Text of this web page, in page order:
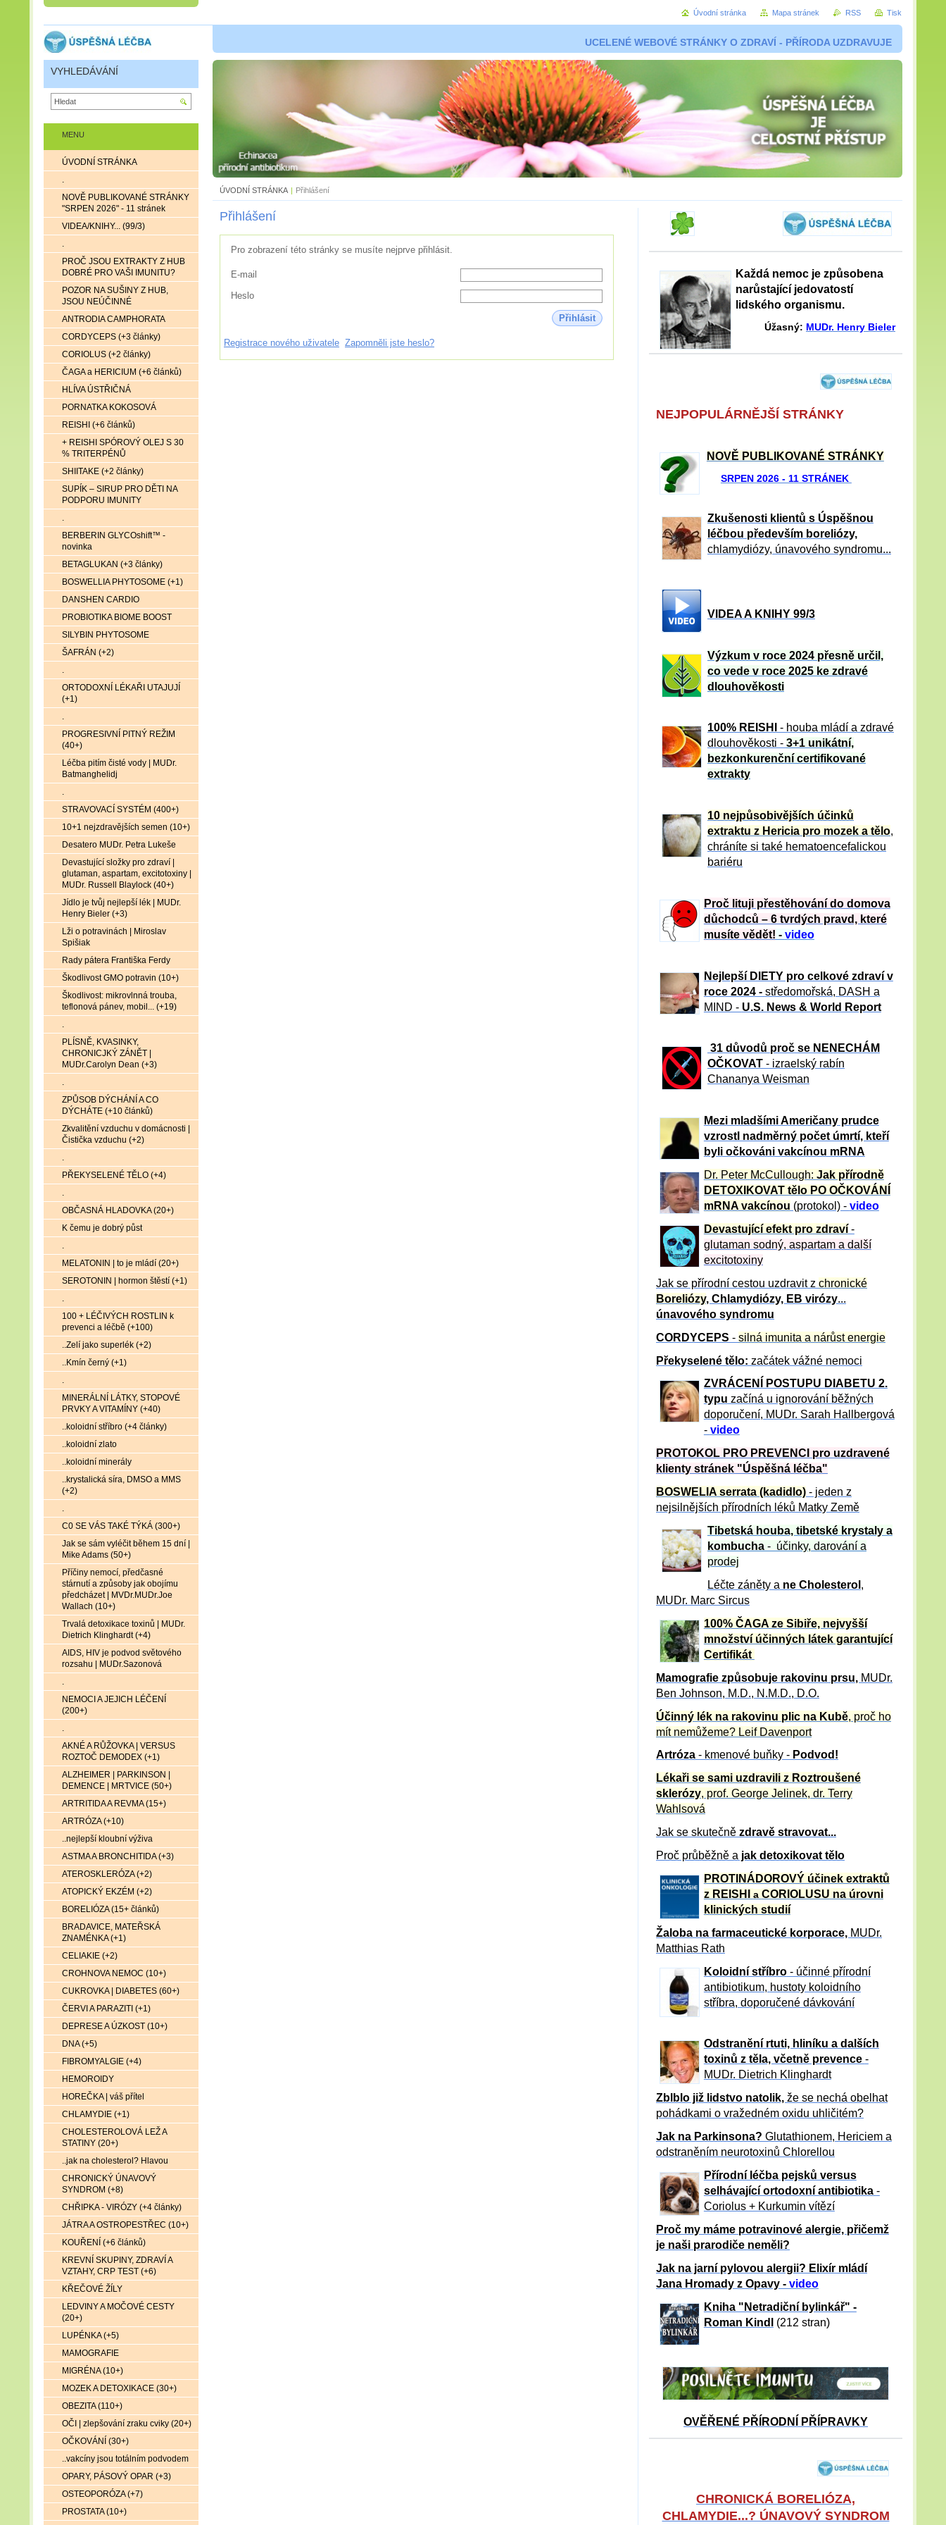
UCELENÉ WEBOVÉ STRÁNKY O ZDRAVÍ - PŘÍRODA UZDRAVUJE
ÚVODNÍ STRÁNKA | Přihlášení
Přihlášení
Pro zobrazení této stránky se musíte nejprve přihlásit.
E-mail
Heslo
Přihlásit
Registrace nového uživatele Zapomněli jste heslo?
Každá nemoc je způsobena
narůstající jedovatostí
lidského organismu.
Úžasný: MUDr. Henry Bieler
NEJPOPULÁRNĚJŠÍ STRÁNKY
NOVĚ PUBLIKOVANÉ STRÁNKY
SRPEN 2026 - 11 STRÁNEK
Zkušenosti klientů s Úspěšnou
léčbou především boreliózy,
chlamydiózy, únavového syndromu...
VIDEA A KNIHY 99/3
Výzkum v roce 2024 přesně určil,
co vede v roce 2025 ke zdravé
dlouhověkosti
100% REISHI
- houba mládí a zdravé
dlouhověkosti - 3+1 unikátní,
bezkonkurenční certifikované
extrakty
10 nejpůsobivějších účinků
extraktu z Hericia pro mozek a tělo,
chráníte si také hematoencefalickou
bariéru
Proč lituji přestěhování do domova
důchodců – 6 tvrdých pravd, které
musíte vědět! - video
Nejlepší DIETY pro celkové zdraví v
roce 2024 - středomořská, DASH a
MIND - U.S. News & World Report
31 důvod ů proč se NENECHÁM
OČKOVAT - izraelský rabín
Chananya Weisman
Mezi mladšími Američany prudce
vzrostl nadměrný počet úmrtí, kteří
byli očkováni vakcínou mRNA
Dr. Peter McCullough: Jak přírodně
DETOXIKOVAT tělo PO OČKOVÁNÍ
mRNA vakcínou (protokol) - video
Devastující efekt pro zdraví-
glutaman sodný, aspartam a další
excitotoxiny
Jak se přírodní cestou uzdravit z chronické
Boreliózy, Chlamydiózy, EB virózy...
únavového syndromu
CORDYCEPS - silná imunita a nárůst energie
Překyselené tělo: začátek vážné nemoci
ZVRÁCE NÍ POSTUPU DIABETU 2.
typu začíná u ignorování běžných
doporučení, MUDr. Sarah Hallbergová
- video
PROTOKOL PRO PREVENCI pro uzdravené
klienty stránek "Úspěšná léčba"
BOSWELIA serrata (kadidlo) - jeden z
nejsilnějších přírodních léků Matky Země
Tibetská houba, tibetské krystaly a
kombucha - účinky, darování a
prodej
Léčte záněty a ne Cholesterol ,
MUDr. Marc Sircus
100% ČAGA ze Sibiře, nejvyšší
množství účinných látek garantující
Certifikát
Mamografie způsobuje rakovinu prsu, MUDr.
Ben Johnson, M.D., N.M.D., D.O.
Účinný lék na rakovinu plic na Kubě, proč ho
mít nemůžeme? Leif Davenport
Artróza - kmenové buňky - Podvod!
Lékaři se sami uzdravili z Roztroušené
sklerózy, prof. George Jelinek, dr. Terry
Wahlsová
Jak se skutečně zdravě stravovat...
Proč průběžně a jak detoxikovat tělo
PROTINÁDOROVÝ účinek extraktů
z REISHI a CORIOLUSU na úrovni
klinických studií
Žaloba na farmaceutické korporace, MUDr.
Matthias Rath
Koloidní stříbro- účinné přírodní
antibiotikum, hustoty koloidního
stříbra, doporučené dávkování
Odstranění rtuti, hliníku a dalších
toxinů z těla, včetně prevence -
MUDr. Dietrich Klinghardt
Zblblo již lidstvo natolik, že se nechá obelhat
pohádkami o vražedném oxidu uhličitém?
Jak na Parkinsona? Glutathionem, Hericiem a
odstraněním neurotoxinů Chlorellou
Přírodní léčba pejsků versus
selhávající ortodoxní antibiotika -
Coriolus + Kurkumin vítězí
Proč my máme potravinové alergie, přičemž
je naši prarodiče neměli?
Jak na jarní pylovou alergii? Elixír mládí
Jana Hromady z Opavy - video
Kniha "Netradiční bylinkář" -
Roman Kindl
(212 stran)
OVĚŘENÉ PŘÍRODNÍ PŘÍPRAVKY
CHRONICKÁ BORELIÓZA,
CHLAMYDIE...? ÚNAVOVÝ SYNDROM
MENU
ÚVODNÍ STRÁNKA
.
NOVĚ PUBLIKOVANÉ STRÁNKY
"SRPEN 2026" - 11 stránek
VIDEA/KNIHY... (99/3)
.
PROČ JSOU EXTRAKTY Z HUB
DOBRÉ PRO VAŠI IMUNITU?
POZOR NA SUŠINY Z HUB,
JSOU NEÚČINNÉ
ANTRODIA CAMPHORATA
CORDYCEPS (+3 články)
CORIOLUS (+2 články)
ČAGA a HERICIUM (+6 článků)
HLÍVA ÚSTŘIČNÁ
PORNATKA KOKOSOVÁ
REISHI (+6 článků)
+ REISHI SPÓROVÝ OLEJ S 30
% TRITERPÉNŮ
SHIITAKE (+2 články)
SUPÍK – SIRUP PRO DĚTI NA
PODPORU IMUNITY
.
BERBERIN GLYCOshift™ -
novinka
BETAGLUKAN (+3 články)
BOSWELLIA PHYTOSOME (+1)
DANSHEN CARDIO
PROBIOTIKA BIOME BOOST
SILYBIN PHYTOSOME
ŠAFRÁN (+2)
.
ORTODOXNÍ LÉKAŘI UTAJUJÍ
(+1)
.
PROGRESIVNÍ PITNÝ REŽIM
(40+)
Léčba pitím čisté vody | MUDr.
Batmanghelidj
.
STRAVOVACÍ SYSTÉM (400+)
10+1 nejzdravějších semen (10+)
Desatero MUDr. Petra Lukeše
Devastující složky pro zdraví |
glutaman, aspartam, excitotoxiny |
MUDr. Russell Blaylock (40+)
Jídlo je tvůj nejlepší lék | MUDr.
Henry Bieler (+3)
Lži o potravinách | Miroslav
Spišiak
Rady pátera Františka Ferdy
Škodlivost GMO potravin (10+)
Škodlivost: mikrovlnná trouba,
teflonová pánev, mobil... (+19)
.
PLÍSNĚ, KVASINKY,
CHRONICJKÝ ZÁNĚT |
MUDr.Carolyn Dean (+3)
.
ZPŮSOB DÝCHÁNÍ A CO
DÝCHÁTE (+10 článků)
Zkvalitění vzduchu v domácnosti |
Čistička vzduchu (+2)
.
PŘEKYSELENÉ TĚLO (+4)
.
OBČASNÁ HLADOVKA (20+)
K čemu je dobrý půst
.
MELATONIN | to je mládí (20+)
SEROTONIN | hormon štěstí (+1)
.
100 + LÉČIVÝCH ROSTLIN k
prevenci a léčbě (+100)
..Zelí jako superlék (+2)
..Kmín černý (+1)
.
MINERÁLNÍ LÁTKY, STOPOVÉ
PRVKY A VITAMÍNY (+40)
..koloidní stříbro (+4 články)
..koloidní zlato
..koloidní minerály
..krystalická síra, DMSO a MMS
(+2)
.
C0 SE VÁS TAKÉ TÝKÁ (300+)
Jak se sám vyléčit během 15 dní |
Mike Adams (50+)
Příčiny nemocí, předčasné
stárnutí a způsoby jak obojímu
předcházet | MVDr.MUDr.Joe
Wallach (10+)
Trvalá detoxikace toxinů | MUDr.
Dietrich Klinghardt (+4)
AIDS, HIV je podvod světového
rozsahu | MUDr.Sazonová
.
NEMOCI A JEJICH LÉČENÍ
(200+)
.
AKNÉ A RŮŽOVKA | VERSUS
ROZTOČ DEMODEX (+1)
ALZHEIMER | PARKINSON |
DEMENCE | MRTVICE (50+)
ARTRITIDA A REVMA (15+)
ARTRÓZA (+10)
..nejlepší kloubní výživa
ASTMA A BRONCHITIDA (+3)
ATEROSKLERÓZA (+2)
ATOPICKÝ EKZÉM (+2)
BORELIÓZA (15+ článků)
BRADAVICE, MATEŘSKÁ
ZNAMÉNKA (+1)
CELIAKIE (+2)
CROHNOVA NEMOC (10+)
CUKROVKA | DIABETES (60+)
ČERVI A PARAZITI (+1)
DEPRESE A ÚZKOST (10+)
DNA (+5)
FIBROMYALGIE (+4)
HEMOROIDY
HOREČKA | váš přítel
CHLAMYDIE (+1)
CHOLESTEROLOVÁ LEŽ A
STATINY (20+)
..jak na cholesterol? Hlavou
CHRONICKÝ ÚNAVOVÝ
SYNDROM (+8)
CHŘIPKA - VIRÓZY (+4 články)
JÁTRA A OSTROPESTŘEC (10+)
KOUŘENÍ (+6 článků)
KREVNÍ SKUPINY, ZDRAVÍ A
VZTAHY, CRP TEST (+6)
KŘEČOVÉ ŽÍLY
LEDVINY A MOČOVÉ CESTY
(20+)
LUPÉNKA (+5)
MAMOGRAFIE
MIGRÉNA (10+)
MOZEK A DETOXIKACE (30+)
OBEZITA (110+)
OČI | zlepšování zraku cviky (20+)
OČKOVÁNÍ (30+)
..vakcíny jsou totálním podvodem
OPARY, PÁSOVÝ OPAR (+3)
OSTEOPORÓZA (+7)
PROSTATA (10+)
VYHLEDÁVÁNÍ
Úvodní stránka Mapa stránek RSS Tisk